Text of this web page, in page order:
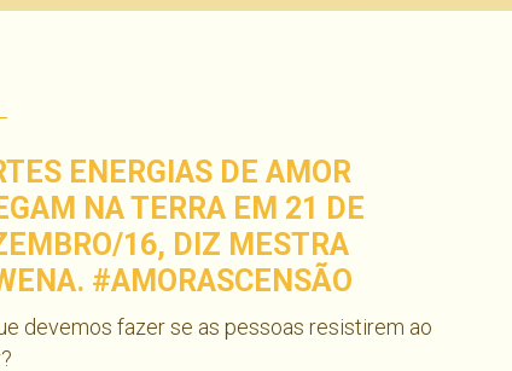
ENERGIAS DE AMOR
NA TERRA EM 21 DE
16, DIZ MESTRA
#AMORASCENSÃO
devemos fazer se as pessoas resistirem ao